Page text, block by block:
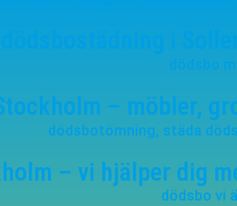
– möbler,
– vi hjälper dig